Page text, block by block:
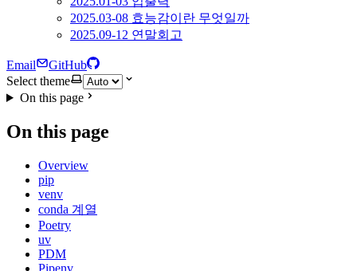
2025.03-08 효능감이란 무엇일까
2025.09-12 연말회고
Email
GitHub
Select theme
On this page
On this page
Overview
pip
venv
conda 계열
Poetry
uv
PDM
Pipenv